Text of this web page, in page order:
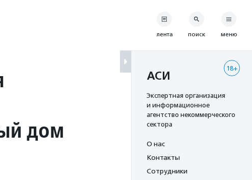
дом
лента поиск меню
18+
АСИ
Экспертная организация
и информационное
агентство некоммерческого
сектора
О нас
Контакты
Сотрудники